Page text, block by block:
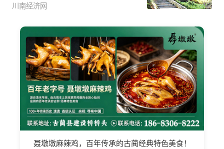
川南经济网
聂墩墩麻辣鸡，百年传承的古蔺经典特色美食！